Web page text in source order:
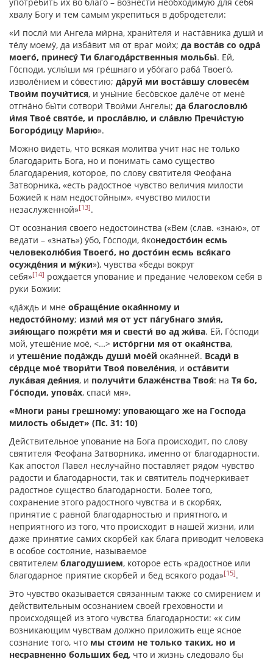
хвалу Богу и тем самым укрепиться в добродетели:
«И посли́ ми А́нгела ми́рна, храни́теля и наста́вника души́ и
те́лу моему́, да изба́вит мя от враг мои́х; да воста́в со одра́
моего́, принесу́ Ти благода́рственныя мольбы́. Ей,
Го́споди, услы́ши мя гре́шнаго и убо́гаго раба́ Твоего́,
изволе́нием и со́вестию; да́руй ми воста́вшу словесе́м
Твои́м поучи́тися, и уны́ние бесо́вское дале́че от мене́
отгна́но бы́ти сотвори́ Твои́ми А́нгелы; да благословлю́
и́мя Твое́ свято́е, и просла́влю, и сла́влю Пречи́стую
Богоро́дицу Мари́ю».
Можно видеть, что всякая молитва учит нас не только
благодарить Бога, но и понимать само существо
благодарения, которое, по слову святителя Феофана
Затворника, «есть радостное чувство величия милости
Божией к нам недостойным», «чувство милости
незаслуженной»[13].
От осознания своего недостоинства («Вем (слав. «знаю», от
ведати – «знать») у́бо, Го́споди, я́конедосто́ин есмь
человеколю́бия Твоего́, но досто́ин есмь вся́каго
осужде́ния и му́ки»), чувства «беды вокруг
себя»[14] рождается упование и предание человеком себя в
руки Божии:
«да́ждь и мне обраще́ние окая́нному и
недосто́йному; изми́ мя от уст па́губнаго зми́я,
зия́ющаго пожре́ти мя и свести́ во ад жи́ва. Ей, Го́споди
мой, утеше́ние мое́, <…> исто́ргни мя от окая́нства,
и утеше́ние пода́ждь души́ мое́й окая́нней. Всади́ в
се́рдце мое́ твори́ти Твоя́ повеле́ния, и оста́вити
лука́вая дея́ния, и получи́ти блаже́нства Твоя́: на Тя бо,
Го́споди, упова́х, спаси́ мя».
«Многи раны грешному: уповающаго же на Господа
милость обыдет» (Пс. 31: 10)
Действительное упование на Бога происходит, по слову
святителя Феофана Затворника, именно от благодарности.
Как апостол Павел неслучайно поставляет рядом чувство
радости и благодарности, так и святитель подчеркивает
радостное существо благодарности. Более того,
сохранение этого радостного чувства и в скорбях,
принятие с равной благодарностью и приятного, и
неприятного из того, что происходит в нашей жизни, или
даже принятие самих скорбей как блага приводит человека
в особое состояние, называемое
святителем благодушием, которое есть «радостное или
благодарное приятие скорбей и бед всякого рода»[15].
Это чувство оказывается связанным также со смирением и
действительным осознанием своей греховности и
происходящей из этого чувства благодарности: «к сим
возникающим чувствам должно приложить еще ясное
сознание того, что мы стоим не только таких, но и
несравненно больших бед, что и жизнь следовало бы